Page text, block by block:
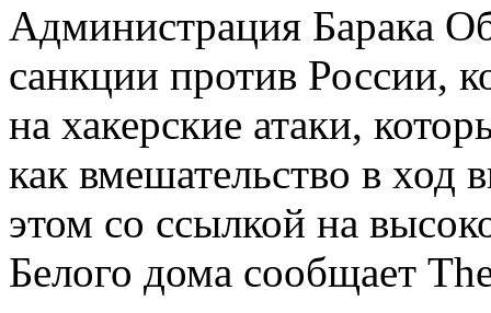
Администрация Барака
санкции против России,
на хакерские атаки,
как вмешательство в
этом со ссылкой на
Белого дома сообщает